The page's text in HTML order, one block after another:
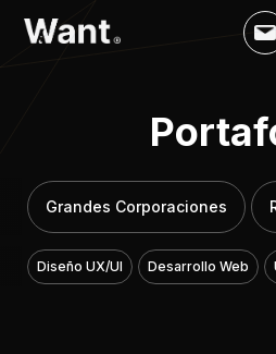
Grandes Corporaciones
Diseño UX/UI Desarrollo Web